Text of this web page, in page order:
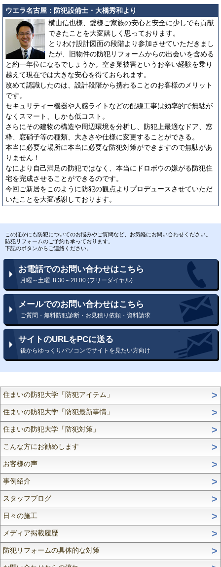
ウエラ名古屋：防犯設備士・大橋秀和より
横山信也様、愛様ご家族の安心と安全に少しでも貢献
できたことを大変嬉しく思っております。
とりわけ設計図面の段階より参加させていただきまし
たが、旧物件の防犯リフォームからの出会いを含める
と約一年位になるでしょうか。空き巣被害というお辛い経験を乗り
越えて現在では大きな安心を得ておられます。
改めて認識したのは、設計段階から携わることのお客様のメリット
です。
セキュリティー機器や人感ライトなどの配線工事は効率的で無駄が
なくスマート、しかも低コスト。
さらにその建物の構造や周辺環境を分析し、防犯上最適なドア、窓
枠、窓硝子等の種類、大きさや仕様に変更することができる。
本当に必要な場所に本当に必要な防犯対策ができますので無駄があ
りません！
なにより自己満足の防犯ではなく、本当にドロボウの嫌がる防犯住
宅を完成させることができるのです。
今回ご新居をこのように防犯の観点よりプロデュースさせていただ
いたことを大変感謝しております。
このほかにも防犯についてのお悩みやご質問など、お気軽にお問い合わせください。
防犯リフォームのご予約も承っております。
下記のボタンからご連絡ください。
お電話でのお問い合わせはこちら
月曜～土曜 8:30～20:00 (フリーダイヤル)
メールでのお問い合わせはこちら
ご質問・無料防犯診断・お見積り依頼・資料請求
サイトのURLをPCに送る
後からゆっくりパソコンでサイトを見たい方向け
住まいの防犯大学「防犯アイテム」
住まいの防犯大学「防犯最新事情」
住まいの防犯大学「防犯対策」
こんな方にお勧めします
お客様の声
事例紹介
スタッフブログ
日々の施工
メディア掲載履歴
防犯リフォームの具体的な対策